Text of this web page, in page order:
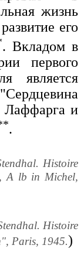
жизнь
его
. Вкладом в
первого
является
Лаффарга и
.
Histoire
A lb in Michel,
Histoire
Paris, 1945.)